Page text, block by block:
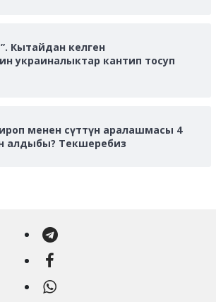
Кытайдан келген
украиналыктар кантип тосуп
менен сүттүн аралашмасы 4
алдыбы? Текшеребиз
Telegram
Facebook
WhatsApp